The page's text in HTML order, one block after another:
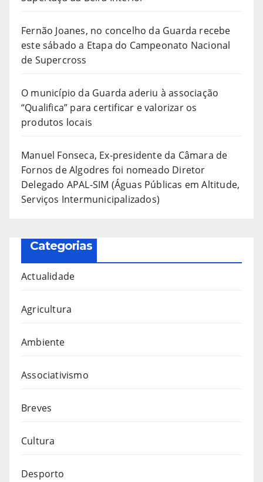
Fernão Joanes, no concelho da Guarda recebe
este sábado a Etapa do Campeonato Nacional
de Supercross
O município da Guarda aderiu à associação
“Qualifica” para certificar e valorizar os
produtos locais
Manuel Fonseca, Ex-presidente da Câmara de
Fornos de Algodres foi nomeado Diretor
Delegado APAL-SIM (Águas Públicas em Altitude,
Serviços Intermunicipalizados)
Categorias
Actualidade
Agricultura
Ambiente
Associativismo
Breves
Cultura
Desporto